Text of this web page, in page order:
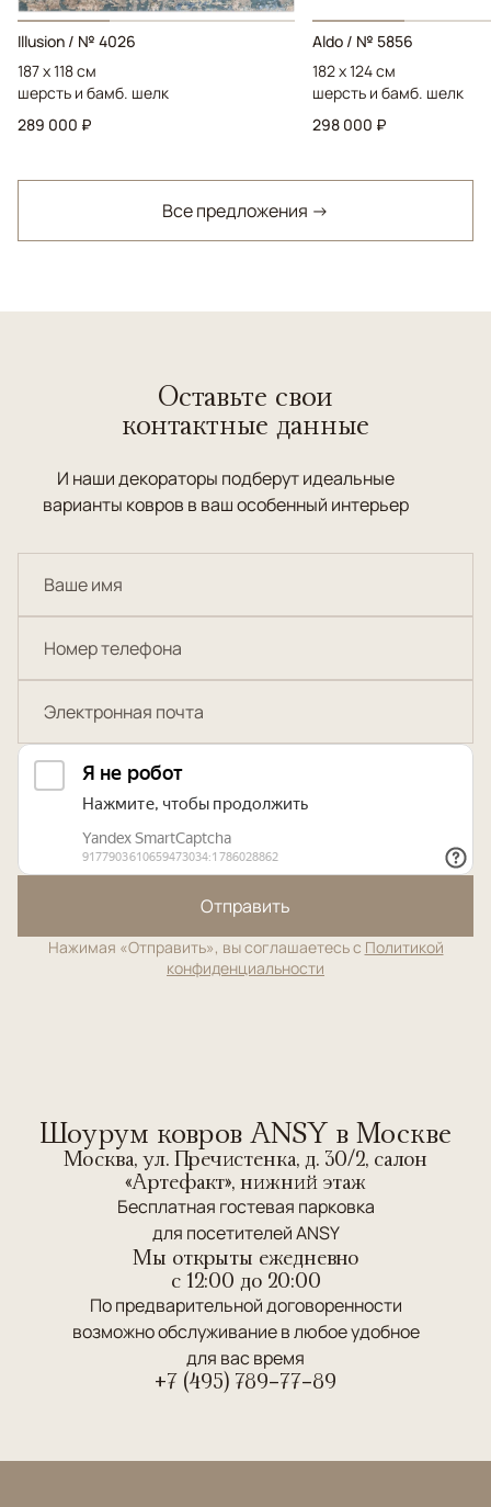
Illusion / № 4026
187 x 118 см
шерсть и бамб. шелк
289 000 ₽
Aldo / № 5856
182 x 124 см
шерсть и бамб. шелк
298 000 ₽
Все предложения →
Оставьте свои
контактные данные
И наши декораторы подберут идеальные
варианты ковров в ваш особенный интерьер
Отправить
Нажимая «Отправить», вы соглашаетесь с Политикой
конфиденциальности
Шоурум ковров ANSY в Москве
Москва, ул. Пречистенка, д. 30/2, салон
«Артефакт», нижний этаж
Бесплатная гостевая парковка
для посетителей ANSY
Мы открыты ежедневно
c 12:00 до 20:00
По предварительной договоренности
возможно обслуживание в любое удобное
для вас время
+7 (495) 789-77-89